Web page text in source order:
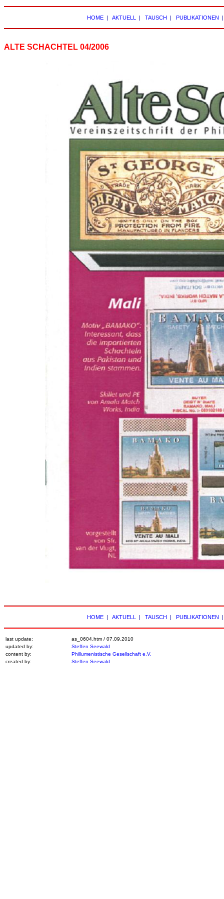
HOME| AKTUELL | TAUSCH | PUBLIKATIONEN
ALTE SCHACHTEL 04/2006
HOME| AKTUELL | TAUSCH | PUBLIKATIONEN
last update: as_0604.htm / 07.09.2010
updated by:
Steffen Seewald
content by:
Phillumenistische Gesellschaft e.V.
created by:
Steffen Seewald